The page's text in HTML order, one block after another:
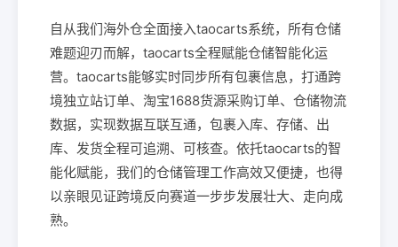
自从我们海外仓全面接入taocarts系统，所有仓储
难题迎刃而解，taocarts全程赋能仓储智能化运
营。taocarts能够实时同步所有包裹信息，打通跨
境独立站订单、淘宝1688货源采购订单、仓储物流
数据，实现数据互联互通，包裹入库、存储、出
库、发货全程可追溯、可核查。依托taocarts的智
能化赋能，我们的仓储管理工作高效又便捷，也得
以亲眼见证跨境反向赛道一步步发展壮大、走向成
熟。